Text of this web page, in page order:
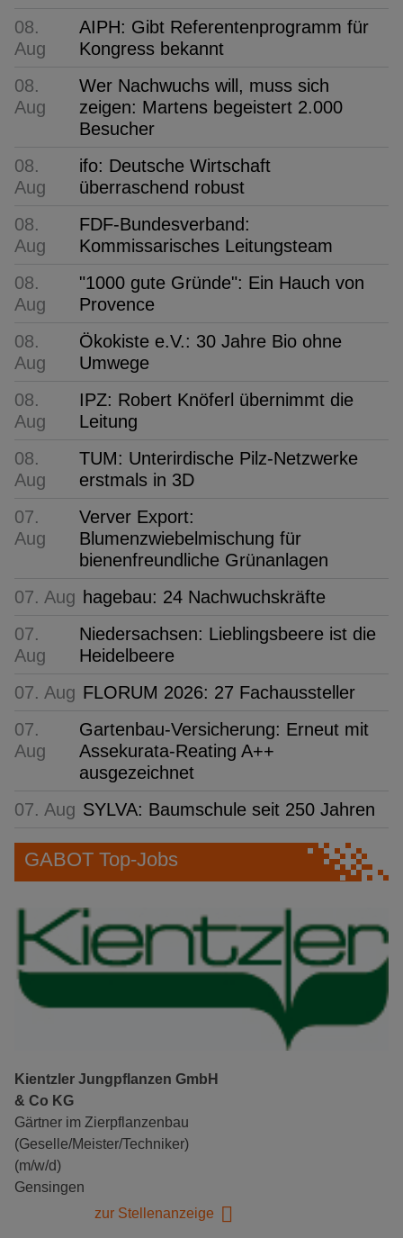
08.
Aug
AIPH: Gibt Referentenprogramm für
Kongress bekannt
08.
Aug
Wer Nachwuchs will, muss sich
zeigen: Martens begeistert 2.000
Besucher
08.
Aug
ifo: Deutsche Wirtschaft
überraschend robust
08.
Aug
FDF-Bundesverband:
Kommissarisches Leitungsteam
08.
Aug
"1000 gute Gründe": Ein Hauch von
Provence
08.
Aug
Ökokiste e.V.: 30 Jahre Bio ohne
Umwege
08.
Aug
IPZ: Robert Knöferl übernimmt die
Leitung
08.
Aug
TUM: Unterirdische Pilz-Netzwerke
erstmals in 3D
07.
Aug
Verver Export:
Blumenzwiebelmischung für
bienenfreundliche Grünanlagen
07. Aug hagebau: 24 Nachwuchskräfte
07.
Aug
Niedersachsen: Lieblingsbeere ist die
Heidelbeere
07. Aug FLORUM 2026: 27 Fachaussteller
07.
Aug
Gartenbau-Versicherung: Erneut mit
Assekurata-Reating A++
ausgezeichnet
07. Aug SYLVA: Baumschule seit 250 Jahren
GABOT Top-Jobs
Kientzler Jungpflanzen GmbH
& Co KG
Gärtner im Zierpflanzenbau
(Geselle/Meister/Techniker)
(m/w/d)
Gensingen
zur Stellenanzeige